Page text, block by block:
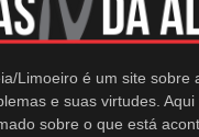
Limoeiro é um site sobre
e suas virtudes. Aqui
sobre o que está